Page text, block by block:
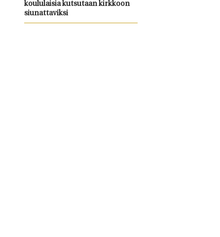
koululaisia kutsutaan kirkkoon
siunattaviksi